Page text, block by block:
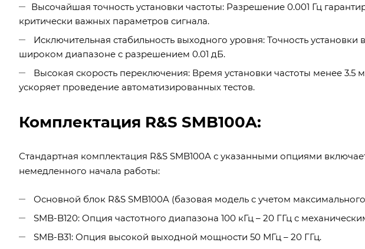
Высочайшая точность установки частоты: Разрешение 0.001 Гц
критически важных параметров сигнала.
Исключительная стабильность выходного уровня: Точность
широком диапазоне с разрешением 0.01 дБ.
Высокая скорость переключения: Время установки частоты менее 3.5
ускоряет проведение автоматизированных тестов.
Комплектация R&S SMB100A:
Стандартная комплектация R&S SMB100A с указанными опциями
немедленного начала работы:
Основной блок R&S SMB100A (базовая модель с учетом
SMB-B120: Опция частотного диапазона 100 кГц – 20 ГГц с
SMB-B31: Опция высокой выходной мощности 50 МГц – 20 ГГц.